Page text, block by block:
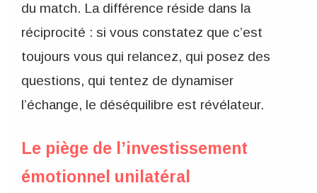
du match. La différence réside dans la
réciprocité : si vous constatez que c’est
toujours vous qui relancez, qui posez des
questions, qui tentez de dynamiser
l’échange, le déséquilibre est révélateur.
Le piège de l’investissement
émotionnel unilatéral